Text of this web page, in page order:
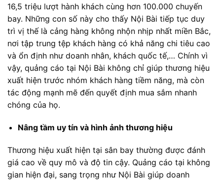
16,5 triệu lượt hành khách cùng hơn 100.000 chuyến
bay. Những con số này cho thấy Nội Bài tiếp tục duy
trì vị thế là cảng hàng không nhộn nhịp nhất miền Bắc,
nơi tập trung tệp khách hàng có khả năng chi tiêu cao
và ổn định như doanh nhân, khách quốc tế,… Chính vì
vậy, quảng cáo tại Nội Bài không chỉ giúp thương hiệu
xuất hiện trước nhóm khách hàng tiềm năng, mà còn
tác động mạnh mẽ đến quyết định mua sắm nhanh
chóng của họ.
Nâng tầm uy tín và hình ảnh thương hiệu
Thương hiệu xuất hiện tại sân bay thường được đánh
giá cao về quy mô và độ tin cậy. Quảng cáo tại không
gian hiện đại, sang trọng như Nội Bài giúp doanh